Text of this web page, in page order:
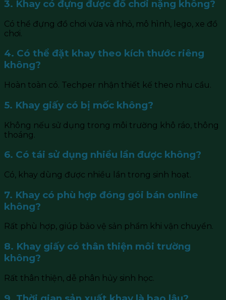
3. Khay có đựng được đồ chơi nặng không?
Có thể đựng đồ chơi vừa và nhỏ, mô hình, lego, xe đồ
chơi.
4. Có thể đặt khay theo kích thước riêng
không?
Hoàn toàn có. Techper nhận thiết kế theo nhu cầu.
5. Khay giấy có bị mốc không?
Không nếu sử dụng trong môi trường khô ráo, thông
thoáng.
6. Có tái sử dụng nhiều lần được không?
Có, khay dùng được nhiều lần trong sinh hoạt.
7. Khay có phù hợp đóng gói bán online
không?
Rất phù hợp, giúp bảo vệ sản phẩm khi vận chuyển.
8. Khay giấy có thân thiện môi trường
không?
Rất thân thiện, dễ phân hủy sinh học.